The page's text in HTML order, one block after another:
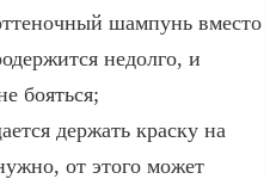
шампунь вместо
недолго, и
бояться;
держать краску на
от этого может